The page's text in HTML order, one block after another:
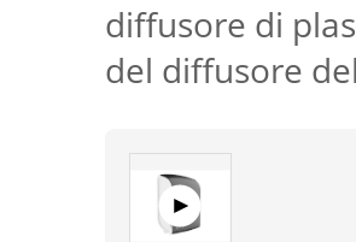
diffusore di
del diffusore